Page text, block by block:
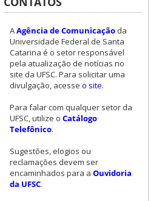
AAgência de Comunicaçãoda
Universidade Federal de Santa
Catarina é o setor responsável
pela atualização de notícias no
site da UFSC. Para solicitar uma
divulgação, acesse o site.
Para falar com qualquer setor da
UFSC, utilize o Catálogo
Telefônico.
Sugestões, elogios ou
reclamações devem ser
encaminhados para a Ouvidoria
da UFSC.